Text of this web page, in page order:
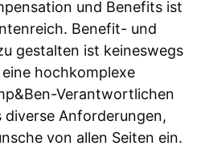
und Benefits ist
Benefit- und
gestalten ist keineswegs
hochkomplexe
Verantwortlichen
diverse Anforderungen,
von allen Seiten ein.